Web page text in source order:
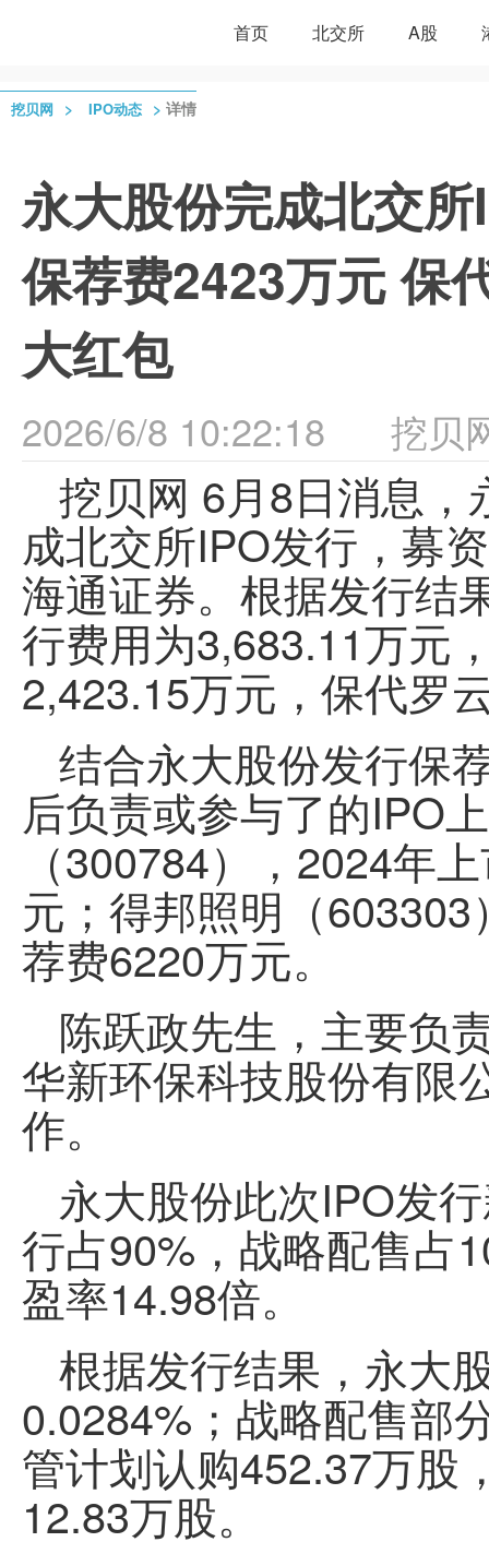
首页 北交所 A股
挖贝网 > IPO动态 > 详情
永大股份完成北交
保荐费2423万元 保
大红包
2026/6/8 10:22:18 挖贝
挖贝网 6月8日消息
成北交所IPO发行，募
海通证券。根据发行结
行费用为3,683.11万元
2,423.15万元，保代罗
结合永大股份发行保
后负责或参与了的IPO
（300784），2024年
元；得邦照明（
荐费6220万元。
陈跃政先生，主要负
华新环保科技股份有限
作。
永大股份此次IPO发
行占90%，战略配售占
盈率14.98倍。
根据发行结果，永大
0.0284%；战略配售部
管计划认购452.37万股
12.83万股。